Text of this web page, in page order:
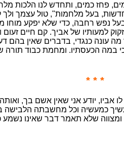
פחז כמים, ותחדש לנו הלכות
בעל מלחמות", טול עצמך ולך
נפש רחבה, כדי שלא יפקע מוחו
זקוק למעותיו של אביך. קם חיים
מה עונה כנגדי, בדברים שאין בהם
במה הכעסתיו. ומחמת כבוד תורה
* * *
אביו, יודע אני שאין אשם בך,
כמעשיה וכל מחשבתה הלבישה
שלא תאמר דבר שאינו נשמע